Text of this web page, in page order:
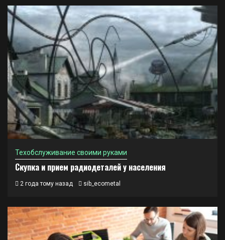
Техобслуживание своими руками
Скупка и прием радиодеталей у населения
2 года тому назад sib_ecometal